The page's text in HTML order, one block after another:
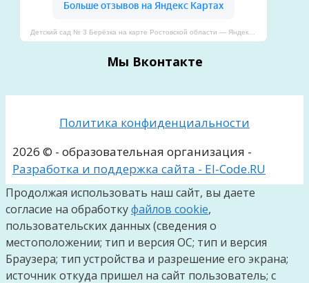
Мы Вконтакте
Политика конфиденциальности
2026 © - образовательная организация -
Разработка и поддержка сайта - El-Code.RU
Продолжая использовать наш сайт, вы даете
согласие на обработкуфайлов cookie,
пользовательских данных (сведения о
местоположении; тип и версия ОС; тип и версия
Браузера; тип устройства и разрешение его экрана;
источник откуда пришел на сайт пользователь; с